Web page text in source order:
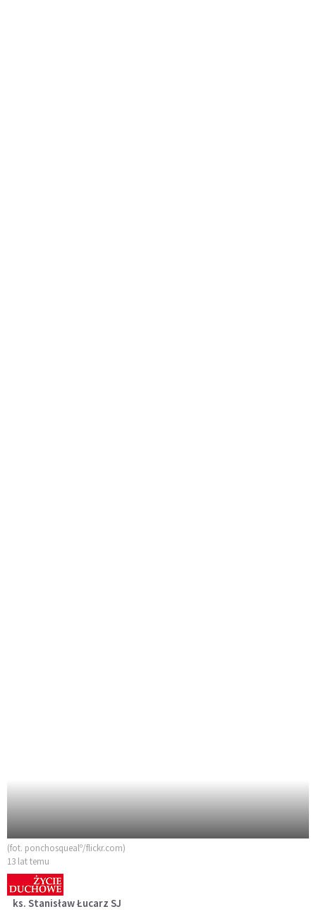
(fot. ponchosquealº/flickr.com)
13 lat temu
ks. Stanisław Łucarz SJ